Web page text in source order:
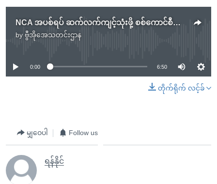
NCA အပစ်ရပ် ဆက်လက်ကျင့်သုံးဖို့ စစ်ကောင်စီအကြီးအကဲ ကတိပြု
by ဗွီအိုအေသတင်းဌာန
No media source currently available
0:00 6:50
တိုက်ရိုက် လင့်ခ်
မျှဝေပါ Follow us
ရန်နိုင်